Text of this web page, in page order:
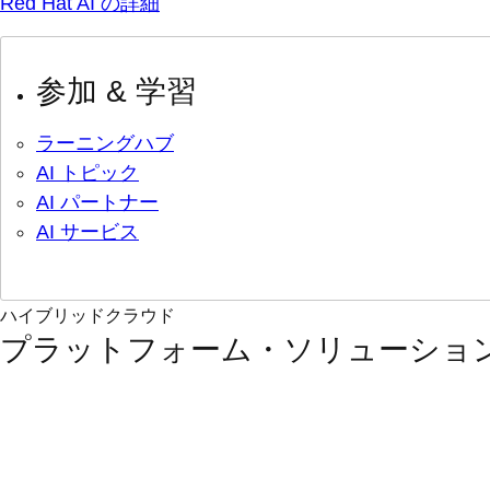
参加 & 学習
ラーニングハブ
AI トピック
AI パートナー
AI サービス
ハイブリッドクラウド
プラットフォーム・ソリューショ